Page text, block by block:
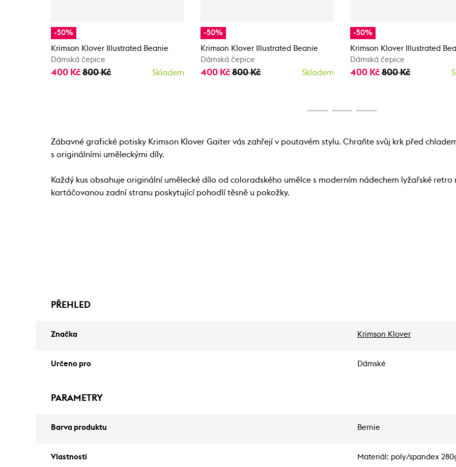
-50%
Krimson Klover Illustrated Beanie
Dámská čepice
400 Kč 800 Kč Skladem
-50%
Krimson Klover Illustrated Beanie
Dámská čepice
400 Kč 800 Kč Skladem
-50%
Krimson Klover Illustrated
Dámská čepice
400 Kč 800 Kč
Zábavné grafické potisky Krimson Klover Gaiter vás zahřejí v poutavém stylu. Chraňte svůj krk před
s originálními uměleckými díly.
Každý kus obsahuje originální umělecké dílo od coloradského umělce s moderním nádechem lyžařské
kartáčovanou zadní stranu poskytující pohodlí těsně u pokožky.
PŘEHLED
Značka Krimson Klover
Určeno pro Dámské
PARAMETRY
Barva produktu Bernie
Vlastnosti Materiál: poly/spandex